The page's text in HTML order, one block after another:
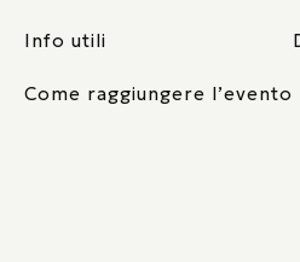
Info utili
Come raggiungere l’evento